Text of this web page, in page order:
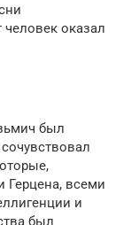
оказал
был
всеми
и
был